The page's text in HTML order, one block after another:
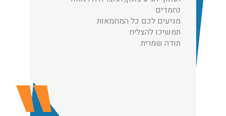
נחמדים
מגיעים לכם כל המחמאות
תמשיכו להצליח
תודה שמרית
הובלות מנוף בגבעת שמואל:
שירותי הובלה עם מנוף בגבעת שמואל לכל סוגי ההובלות
החל מהובלת תכולת דירה שלמה עם מנוף ועד פריט בודד.
העברת פריטים כבדים עם מנוף בפרדס חנה ואפשרות הובלת